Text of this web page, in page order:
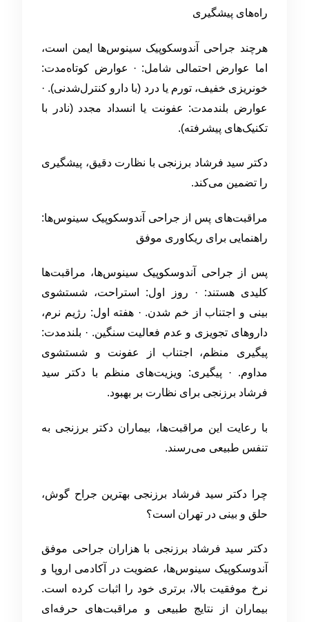
راه‌های پیشگیری
هرچند جراحی آندوسکوپیک سینوس‌ها ایمن است،
اما عوارض احتمالی شامل: · عوارض کوتاه‌مدت:
خونریزی خفیف، تورم یا درد (با دارو کنترل‌شدنی). ·
عوارض بلندمدت: عفونت یا انسداد مجدد (نادر با
تکنیک‌های پیشرفته).
دکتر سید فرشاد برزنجی با نظارت دقیق، پیشگیری
را تضمین می‌کند.
مراقبت‌های پس از جراحی آندوسکوپیک سینوس‌ها:
راهنمایی برای ریکاوری موفق
پس از جراحی آندوسکوپیک سینوس‌ها، مراقبت‌ها
کلیدی هستند: · روز اول: استراحت، شستشوی
بینی و اجتناب از خم شدن. · هفته اول: رژیم نرم،
داروهای تجویزی و عدم فعالیت سنگین. · بلندمدت:
پیگیری منظم، اجتناب از عفونت و شستشوی
مداوم. · پیگیری: ویزیت‌های منظم با دکتر سید
فرشاد برزنجی برای نظارت بر بهبود.
با رعایت این مراقبت‌ها، بیماران دکتر برزنجی به
تنفس طبیعی می‌رسند.
چرا دکتر سید فرشاد برزنجی بهترین جراح گوش،
حلق و بینی در تهران است؟
دکتر سید فرشاد برزنجی با هزاران جراحی موفق
آندوسکوپیک سینوس‌ها، عضویت در آکادمی اروپا و
نرخ موفقیت بالا، برتری خود را اثبات کرده است.
بیماران از نتایج طبیعی و مراقبت‌های حرفه‌ای